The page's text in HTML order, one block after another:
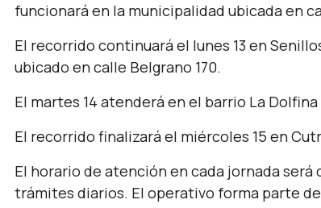
funcionará en la municipalidad ubicada en
El recorrido continuará el lunes 13 en
ubicado en calle Belgrano 170.
El martes 14 atenderá en el barrio La
El recorrido finalizará el miércoles 15 en
El horario de atención en cada jornada será
trámites diarios. El operativo forma parte